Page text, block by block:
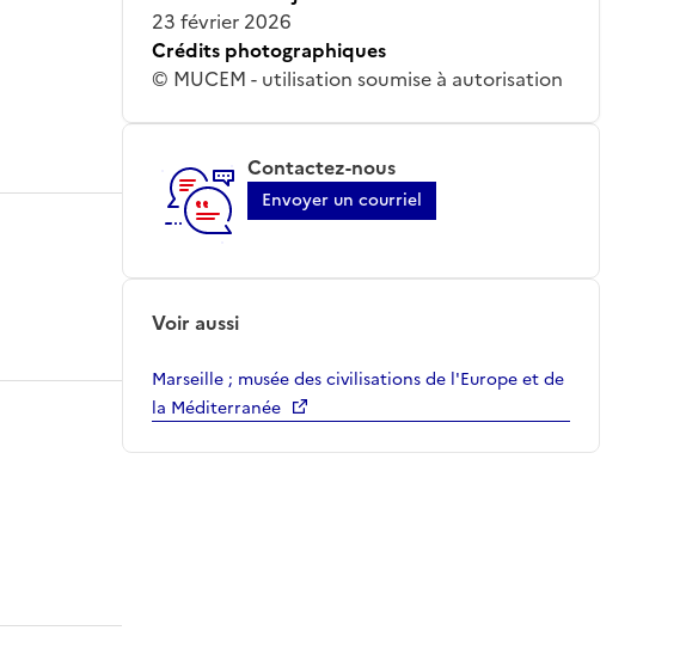
23 février 2026
Crédits photographiques
© MUCEM - utilisation soumise à autorisation
Contactez-nous
Envoyer un courriel
Voir aussi
Marseille ; musée des civilisations de l'Europe et de
la Méditerranée